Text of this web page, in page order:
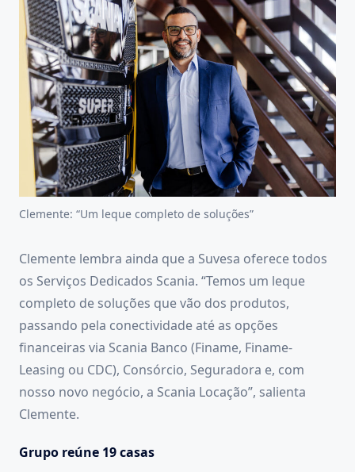
Clemente: “Um leque completo de soluções”
Clemente lembra ainda que a Suvesa oferece todos
os Serviços Dedicados Scania. “Temos um leque
completo de soluções que vão dos produtos,
passando pela conectividade até as opções
financeiras via Scania Banco (Finame, Finame-
Leasing ou CDC), Consórcio, Seguradora e, com
nosso novo negócio, a Scania Locação”, salienta
Clemente.
Grupo reúne 19 casas